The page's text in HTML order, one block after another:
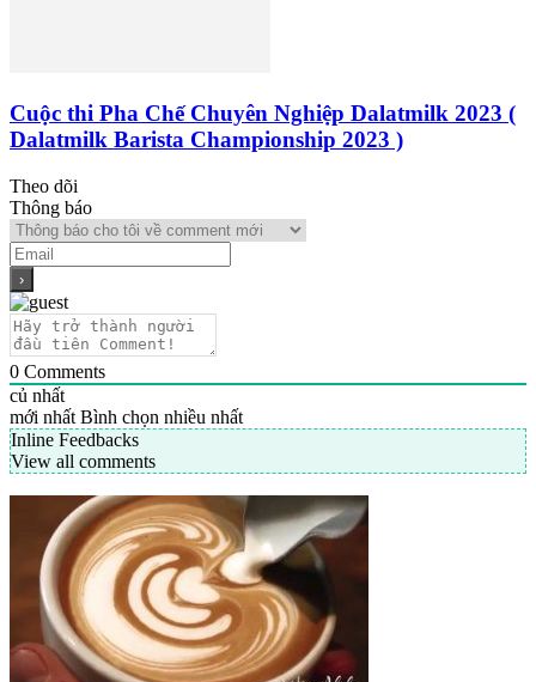
Cuộc thi Pha Chế Chuyên Nghiệp Dalatmilk 2023 (
Dalatmilk Barista Championship 2023 )
Theo dõi
Thông báo
0 Comments
củ nhất
mới nhất Bình chọn nhiều nhất
Inline Feedbacks
View all comments